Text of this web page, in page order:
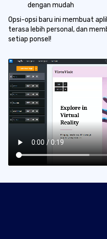
dengan mudah
Opsi-opsi baru ini membuat
terasa lebih personal, dan
setiap ponsel!